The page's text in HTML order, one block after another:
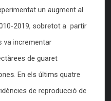
un augment al
2019, sobretot a partir
va incrementar
de guaret
En els últims quatre
de reproducció de